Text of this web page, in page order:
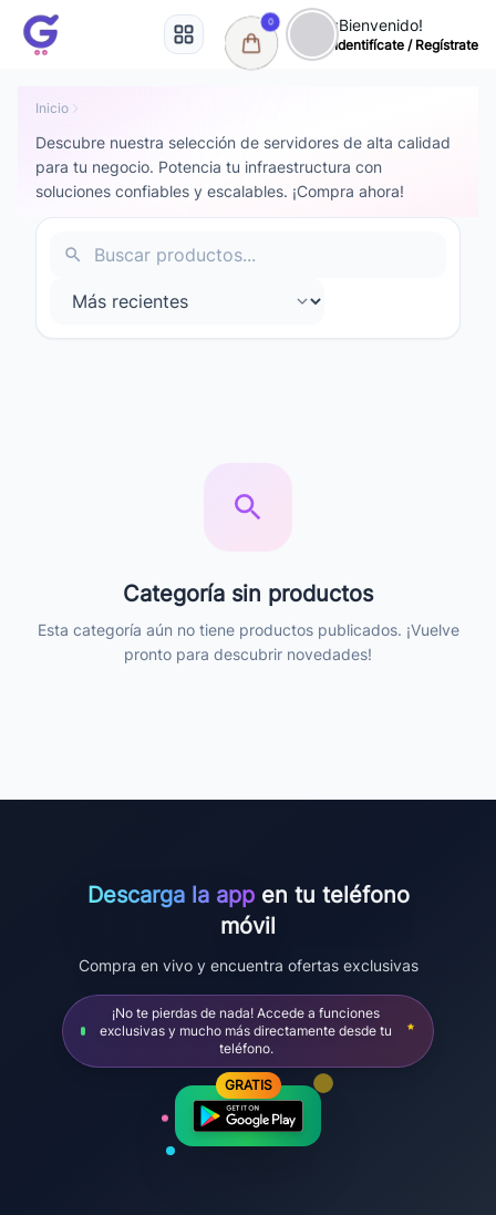
0 ¡Bienvenido!
Identifícate / Regístrate
Inicio
Descubre nuestra selección de servidores de alta calidad
para tu negocio. Potencia tu infraestructura con
soluciones confiables y escalables. ¡Compra ahora!
Categoría sin productos
Esta categoría aún no tiene productos publicados. ¡Vuelve
pronto para descubrir novedades!
Descarga la appen tu teléfono
móvil
Compra en vivo y encuentra ofertas exclusivas
¡No te pierdas de nada! Accede a funciones
exclusivas y mucho más directamente desde tu
teléfono.
GRATIS